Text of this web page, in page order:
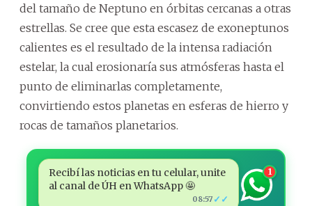
del tamaño de Neptuno en órbitas cercanas a otras
estrellas. Se cree que esta escasez de exoneptunos
calientes es el resultado de la intensa radiación
estelar, la cual erosionaría sus atmósferas hasta el
punto de eliminarlas completamente,
convirtiendo estos planetas en esferas de hierro y
rocas de tamaños planetarios.
Recibí las noticias en tu celular, unite
al canal de ÚH en WhatsApp 🤩
08:57 ✓✓
1